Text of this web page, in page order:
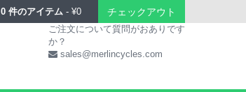
0 件のアイテム - ¥0 チェックアウト
ご注文について質問がおありです
か？
sales@merlincycles.com